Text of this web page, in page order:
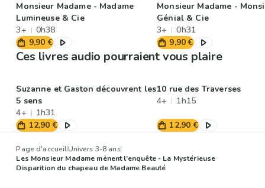
Monsieur Madame - Madame
Lumineuse & Cie
3+
0h38
9,90 €
Monsieur Madame -
Génial & Cie
3+
0h31
9,90 €
Ces livres audio pourraient vous plaire
Suzanne et Gaston découvrent les
5 sens
4+
1h31
12,90 €
10 rue des Traverses
4+
1h15
12,90 €
Page d'accueilUnivers 3-8 ans
Les Monsieur Madame mènent l’enquête - La Mystérieuse
Disparition du chapeau de Madame Beauté